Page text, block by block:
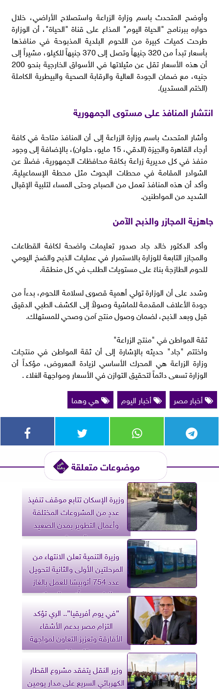
وأوضح المتحدث باسم وزارة الزراعة واستصلاح الأراضي، خلال
حواره ببرنامج "الحياة اليوم" المذاع على قناة "الحياة"، أن الوزارة
طرحت كميات كبيرة من اللحوم البلدية المذبوحة في منافذها
بأسعار تبدأ من 320 جنيهاً وتصل إلى 370 جنيهاً للكيلو، مشيراً إلى
أن هذه الأسعار تقل عن مثيلاتها في الأسواق الخارجية بنحو 200
جنيه، مع ضمان الجودة العالية والرقابة الصحية والبيطرية الكاملة
(الختم المستدير).
انتشار المنافذ على مستوى الجمهورية
وأشار المتحدث باسم وزارة الزراعة إلى أن المنافذ متاحة في كافة
أرجاء القاهرة والجيزة (الدقي، 15 مايو، حلوان)، بالإضافة إلى وجود
منفذ في كل مديرية زراعة بكافة محافظات الجمهورية، فضلاً عن
الشوادر المقامة في محطات البحوث مثل محطة الإسماعيلية.
وأكد أن هذه المنافذ تعمل من الصباح وحتى المساء لتلبية الإقبال
الشديد من المواطنين.
جاهزية المجازر والذبح الآمن
وأكد الدكتور خالد جاد صدور تعليمات واضحة لكافة القطاعات
والمجازر التابعة للوزارة بالاستمرار في عمليات الذبح والضخ اليومي
للحوم الطازجة بناءً على مستويات الطلب في كل منطقة.
وشدد على أن الوزارة تولي أهمية قصوى لسلامة اللحوم، بدءاً من
جودة الأعلاف المقدمة للماشية وصولاً إلى الكشف الطبي الدقيق
قبل وبعد الذبح، لضمان وصول منتج آمن وصحي للمستهلك.
ثقة المواطن في "منتج الزراعة"
واختتم "جاد" حديثه بالإشارة إلى أن ثقة المواطن في منتجات
وزارة الزراعة هي المحرك الأساسي لزيادة المعروض، مؤكداً أن
الوزارة تسعى دائماً لتحقيق التوازن في الأسعار ومواجهة الغلاء .
أخبار مصر
أخبار اليوم هي وهما
موضوعات متعلقة
وزيرة الإسكان تتابع موقف تنفيذ
عددٍ من المشروعات المختلفة
وأعمال التطوير بمدن الصعيد
الجديدة
وزيرة التنمية تعلن الانتهاء من
المرحلتين الأولى والثانية لتحويل
عدد 754 أتوبيسًا للعمل بالغاز
الطبيعي بدلًا من السولار
”في يوم أفريقيا”.. الري تؤكد
التزام مصر بدعم الأشقاء
الأفارقة وتعزيز التعاون لمواجهة
التحديات
وزير النقل يتفقد مشروع القطار
الكهربائي السريع على مدار يومين